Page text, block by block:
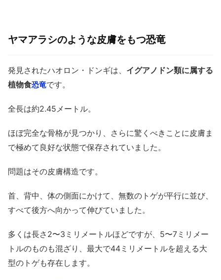
ヤマアラシのような皮膚をもつ恐竜
発見されたハオロン・ドンギは、 イグアノドン類に属する
植物食恐竜です。
全長は約2.45メートル。
ほぼ完全な骨格が見つかり、さらに驚くべきことに皮膚ま
で極めて良好な状態で保存されていました。
問題はその皮膚構造です。
首、背中、体の側面にかけて、無数のトゲが平行に並び、
すべて後方へ向かって伸びていました。
多くは長さ2〜3ミリメートルほどですが、5〜7ミリメー
トルのものも混ざり、最大で44ミリメートルを超える大
型のトゲも存在します。